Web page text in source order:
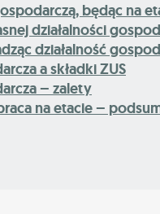
będąc na
działalności
działalność
a składki ZUS
– zalety
na etacie –